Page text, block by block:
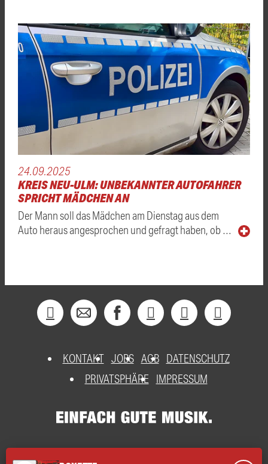
24.09.2025
KREIS NEU-ULM: UNBEKANNTER AUTOFAHRER
SPRICHT MÄDCHEN AN
Der Mann soll das Mädchen am Dienstag aus dem
Auto heraus angesprochen und gefragt haben, ob …
KONTAKT JOBS AGB DATENSCHUTZ
PRIVATSPHÄRE
IMPRESSUM